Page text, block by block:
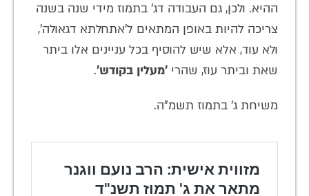
ההיא. ולכן, גם העבודה דג' בתמוז מידי שנה בשנה
צריכה להיות באופן המתאים ל'אתחלתא דגאולה',
ולא עוד, אלא שיש להוסיף בכל עניינים אלו ביתר
שאת וביתר עוז, שהרי 'מעלין בקודש'.
משיחת ג' בתמוז תשמ"ה.